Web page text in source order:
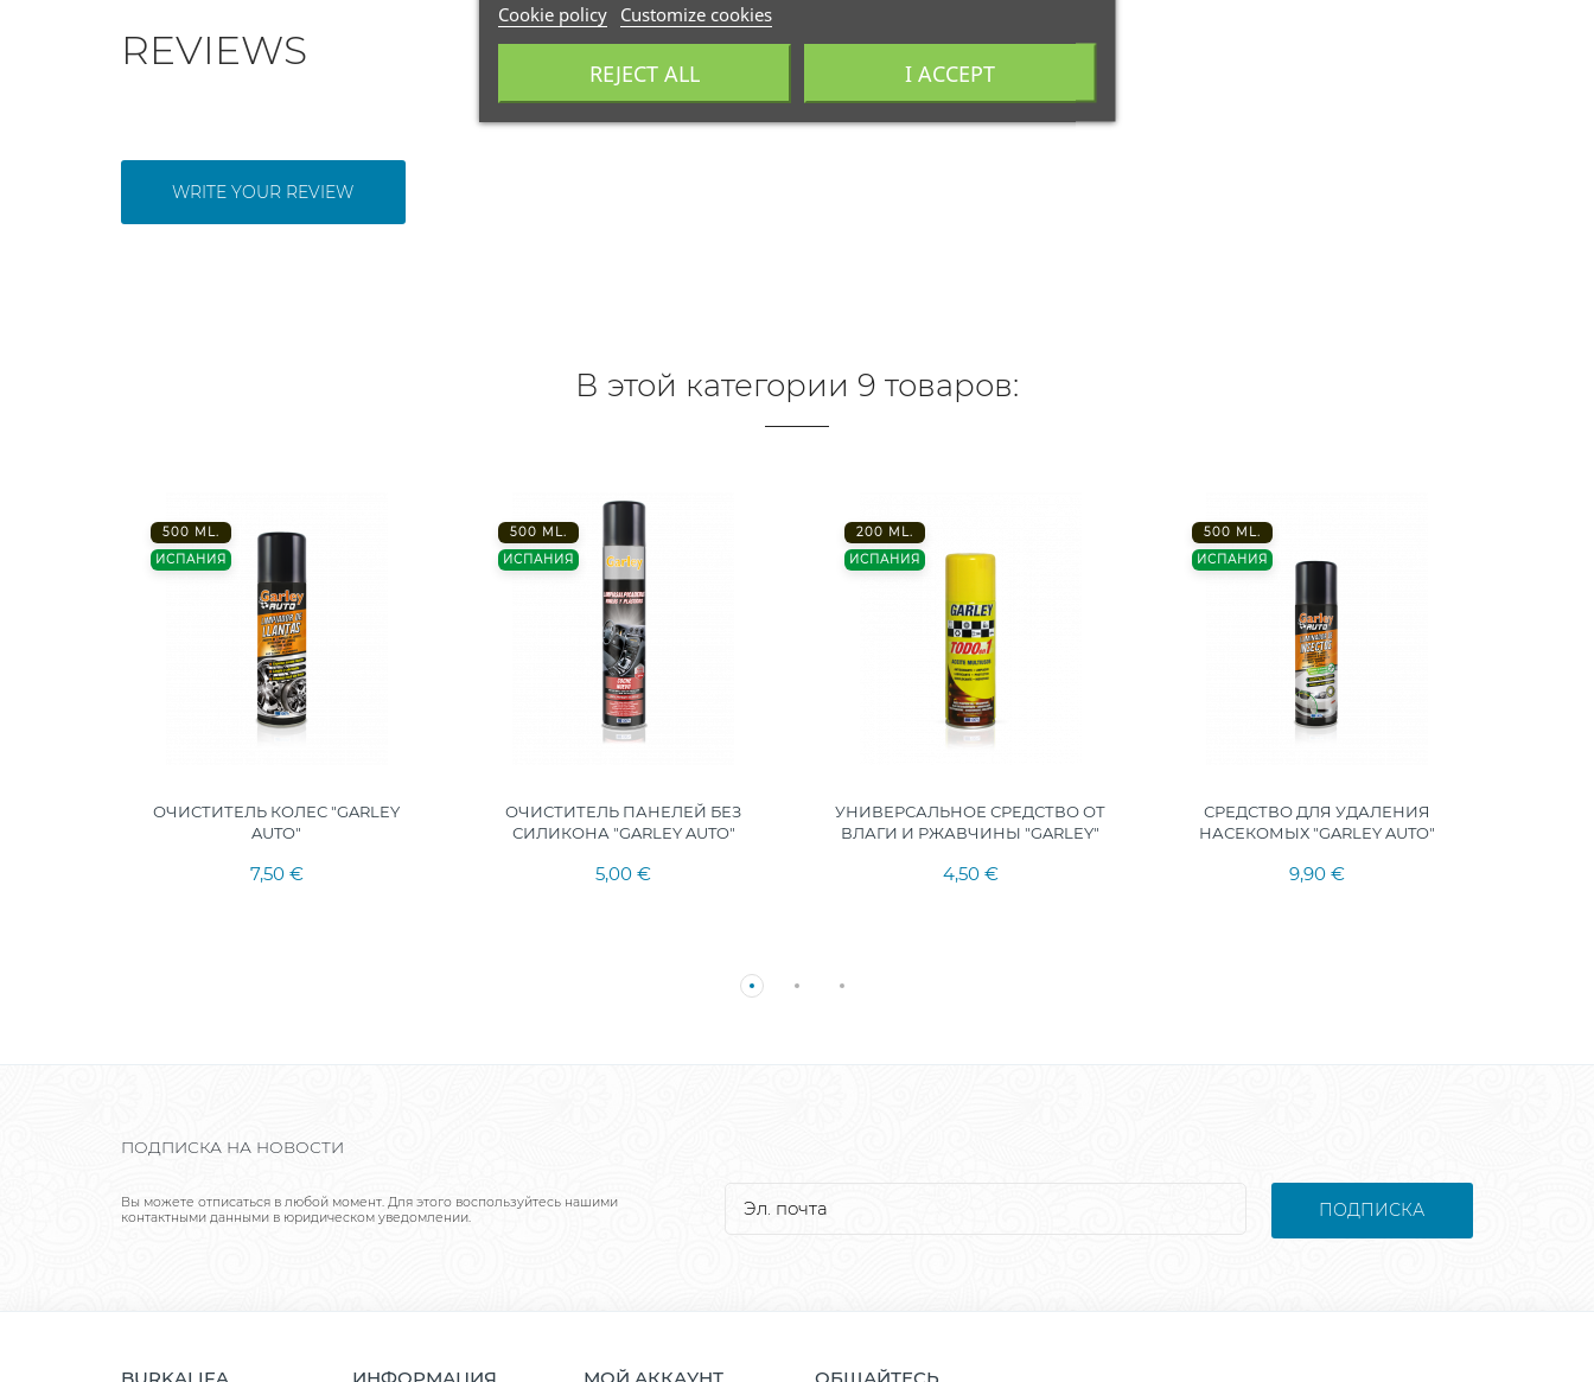
REVIEWS
WRITE YOUR REVIEW
В этой категории 9 товаров:
500 ML.
ИСПАНИЯ
ОЧИСТИТЕЛЬ КОЛЕС "GARLEY
AUTO"
7,50 €
500 ML.
ИСПАНИЯ
ОЧИСТИТЕЛЬ ПАНЕЛЕЙ БЕЗ
СИЛИКОНА "GARLEY AUTO"
5,00 €
200 ML.
ИСПАНИЯ
УНИВЕРСАЛЬНОЕ СРЕДСТВО ОТ
ВЛАГИ И РЖАВЧИНЫ "GARLEY"
4,50 €
500 ML.
ИСПАНИЯ
СРЕДСТВО ДЛЯ УДАЛЕНИЯ
НАСЕКОМЫХ "GARLEY AUTO"
9,90 €
ПОДПИСКА НА НОВОСТИ
Вы можете отписаться в любой момент. Для этого воспользуйтесь нашими
контактными данными в юридическом уведомлении.
ПОДПИСКА
BURKALIFA ИНФОРМАЦИЯ МОЙ АККАУНТ ОБЩАЙТЕСЬ
Cookie policy Customize cookies
REJECT ALL I ACCEPT